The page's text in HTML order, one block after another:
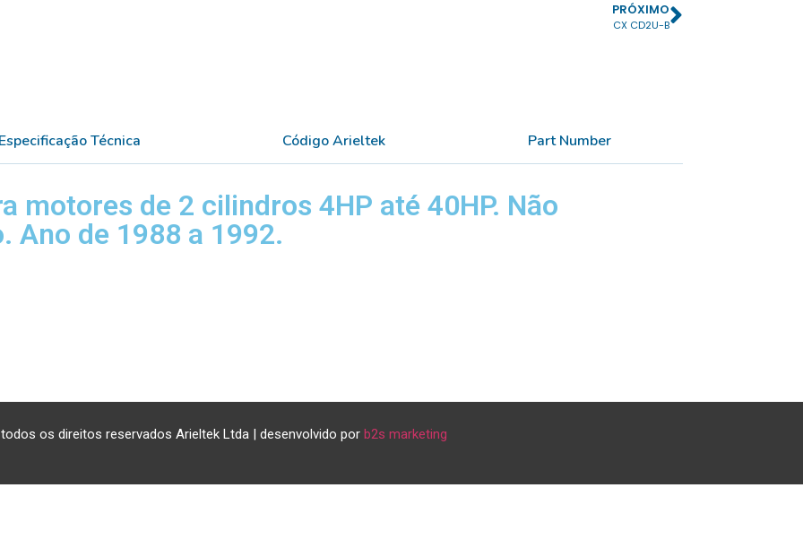
PRÓXIMO
CX CD2U-B
Especificação Técnica Código Arieltek Part Number
motores de 2 cilindros 4HP até 40HP. Não
Ano de 1988 a 1992.
os direitos reservados Arieltek Ltda | desenvolvido por b2s marketing